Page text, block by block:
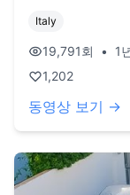
인종차별이라고
울이고 있던 상황
니다. 저희도 덥
예민하게 반응을 했던 것 같네
까지 보여드리겠습
로드 되는 영상은
구독, 댓글, 좋아요도 모
노란버스를 타고
한 장소, 형태의
Italy
19,791회 •
1
1,202
동영상 보기 →